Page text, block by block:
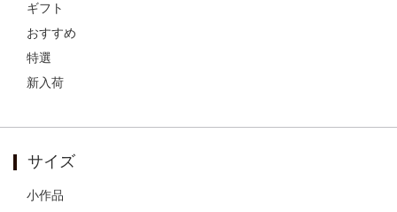
ギフト
おすすめ
特選
新入荷
サイズ
小作品